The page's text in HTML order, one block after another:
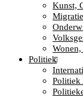
Kunst,
Politiek
Politiek